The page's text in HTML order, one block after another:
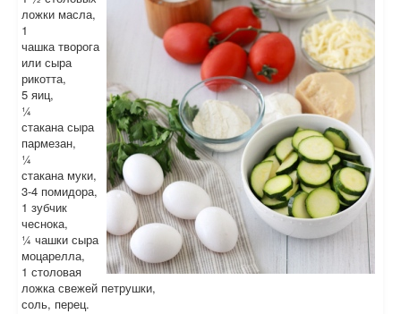
ложки масла,
1
чашка творога
или сыра
рикотта,
5 яиц,
¼
стакана сыра
пармезан,
¼
стакана муки,
3-4 помидора,
1 зубчик
чеснока,
¼ чашки сыра
моцарелла,
1 столовая
ложка свежей петрушки,
соль, перец.